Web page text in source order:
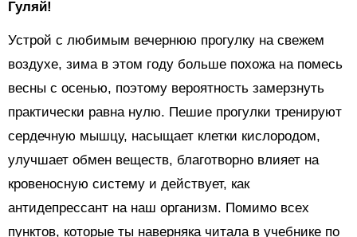
Гуляй!
Устрой с любимым вечернюю прогулку на свежем
воздухе, зима в этом году больше похожа на помесь
весны с осенью, поэтому вероятность замерзнуть
практически равна нулю. Пешие прогулки тренируют
сердечную мышцу, насыщает клетки кислородом,
улучшает обмен веществ, благотворно влияет на
кровеносную систему и действует, как
антидепрессант на наш организм. Помимо всех
пунктов, которые ты наверняка читала в учебнике по